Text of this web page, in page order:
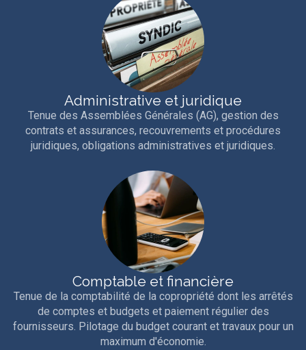
Administrative et juridique
Tenue des Assemblées Générales (AG), gestion des
contrats et assurances, recouvrements et procédures
juridiques, obligations administratives et juridiques.
Comptable et financière
Tenue de la comptabilité de la copropriété dont les arrêtés
de comptes et budgets et paiement régulier des
fournisseurs. Pilotage du budget courant et travaux pour un
maximum d'économie.